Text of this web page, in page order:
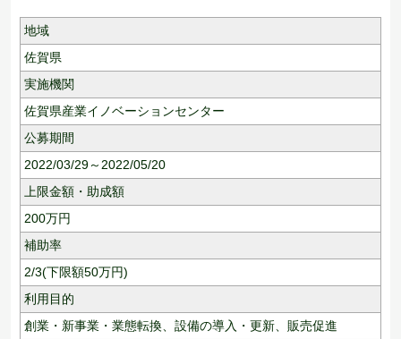
地域
佐賀県
実施機関
佐賀県産業イノベーションセンター
公募期間
2022/03/29～2022/05/20
上限金額・助成額
200万円
補助率
2/3(下限額50万円)
利用目的
創業・新事業・業態転換、 設備の導入・更新、 販売促進